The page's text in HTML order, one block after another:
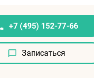
+7 (495) 152-77-66
Записаться